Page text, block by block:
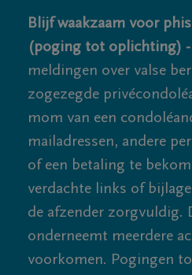
Blijf waakzaam voor
(poging tot oplichting) -
meldingen over valse
zogezegde
mom van een
mailadressen, andere
of een betaling te
verdachte links of
de afzender zorgvuldig.
onderneemt meerdere
voorkomen. Pogingen